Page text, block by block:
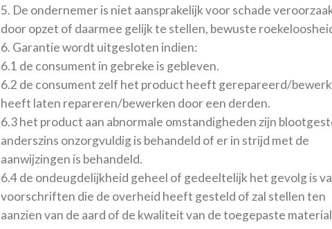
5. De ondernemer is niet aansprakelijk voor schade
door opzet of daarmee gelijk te stellen, bewuste
6. Garantie wordt uitgesloten indien:
6.1 de consument in gebreke is gebleven.
6.2 de consument zelf het product heeft gerepareerd/
heeft laten repareren/bewerken door een derden.
6.3 het product aan abnormale omstandigheden zijn
anderszins onzorgvuldig is behandeld of er in strijd met de
aanwijzingen is behandeld.
6.4 de ondeugdelijkheid geheel of gedeeltelijk het gevolg is
voorschriften die de overheid heeft gesteld of zal stellen ten
aanzien van de aard of de kwaliteit van de toegepaste